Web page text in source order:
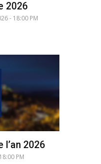
2026
- 18:00 PM
l’an 2026
PM